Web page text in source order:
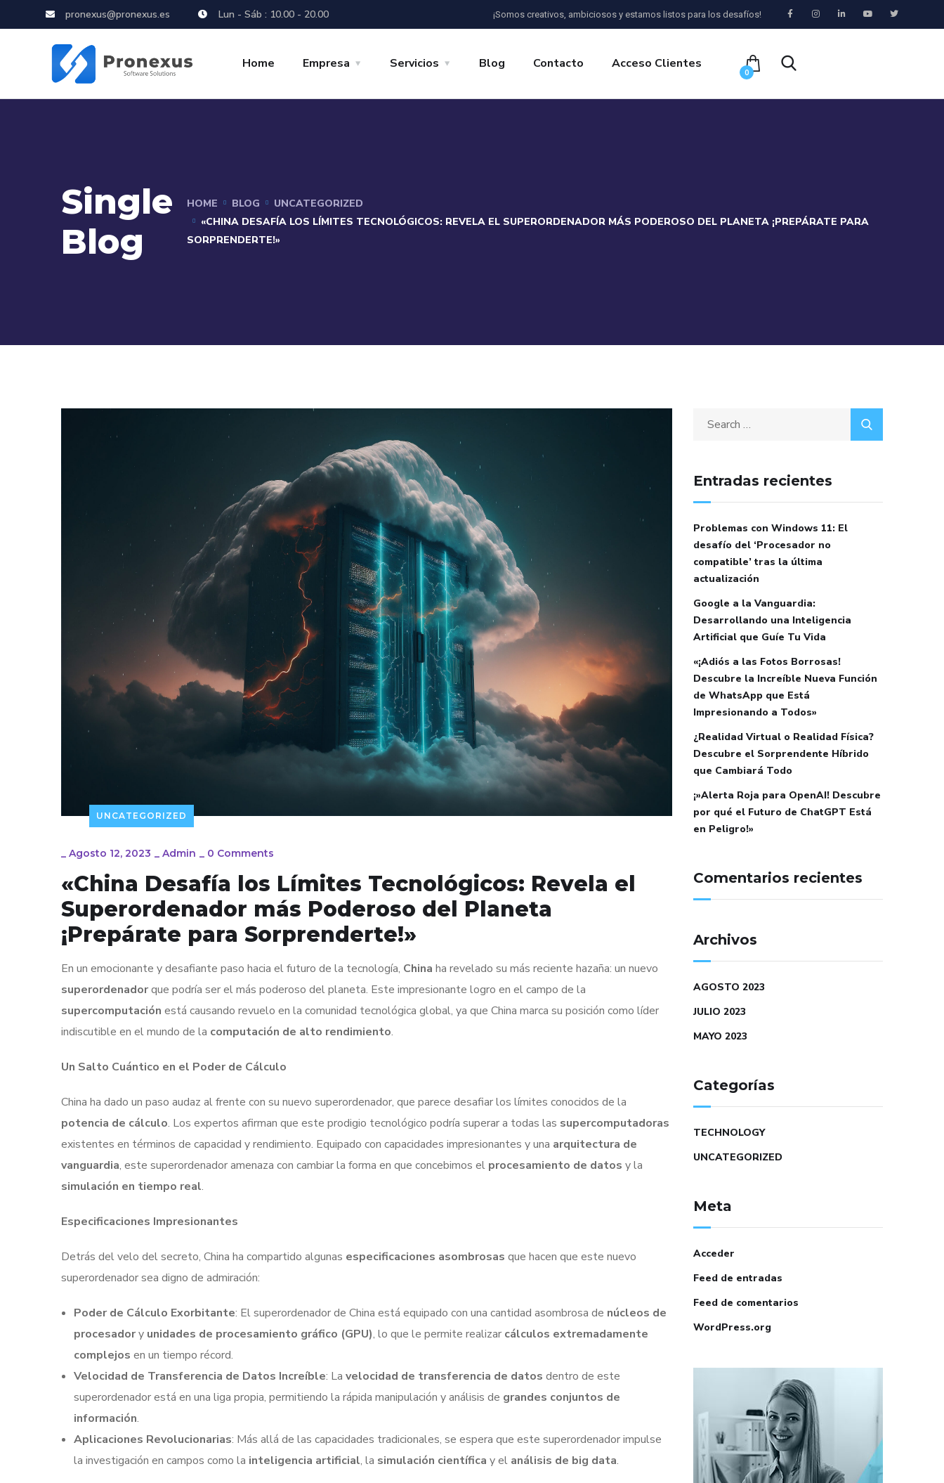
pronexus@pronexus.es Lun - Sáb : 10.00 - 20.00 ¡Somos creativos, ambiciosos y estamos listos para los desafíos!
Home Empresa Servicios Blog Contacto Acceso Clientes
0
Single
Blog
HOME BLOG
UNCATEGORIZED
«CHINA DESAFÍA LOS LÍMITES TECNOLÓGICOS: REVELA EL SUPERORDENADOR MÁS PODEROSO DEL PLANETA ¡PREPÁRATE PARA
SORPRENDERTE!»
UNCATEGORIZED
_ Agosto 12, 2023 _ Admin _ 0 Comments
«China Desafía los Límites Tecnológicos: Revela el
Superordenador más Poderoso del Planeta
¡Prepárate para Sorprenderte!»
En un emocionante y desafiante paso hacia el futuro de la tecnología, China ha revelado su más reciente hazaña: un nuevo
superordenadorque podría ser el más poderoso del planeta. Este impresionante logro en el campo de la
supercomputación está causando revuelo en la comunidad tecnológica global, ya que China marca su posición como líder
indiscutible en el mundo de la computación de alto rendimiento.
Un Salto Cuántico en el Poder de Cálculo
China ha dado un paso audaz al frente con su nuevo superordenador, que parece desafiar los límites conocidos de la
potencia de cálculo. Los expertos afirman que este prodigio tecnológico podría superar a todas las supercomputadoras
existentes en términos de capacidad y rendimiento. Equipado con capacidades impresionantes y una arquitectura de
vanguardia, este superordenador amenaza con cambiar la forma en que concebimos el procesamiento de datos y la
simulación en tiempo real.
Especificaciones Impresionantes
Detrás del velo del secreto, China ha compartido algunas especificaciones asombrosas que hacen que este nuevo
superordenador sea digno de admiración:
Poder de Cálculo Exorbitante: El superordenador de China está equipado con una cantidad asombrosa de núcleos de
procesadory unidades de procesamiento gráfico (GPU), lo que le permite realizar cálculos extremadamente
complejos en un tiempo récord.
Velocidad de Transferencia de Datos Increíble: La velocidad de transferencia de datos dentro de este
superordenador está en una liga propia, permitiendo la rápida manipulación y análisis de grandes conjuntos de
información.
Aplicaciones Revolucionarias: Más allá de las capacidades tradicionales, se espera que este superordenador impulse
la investigación en campos como la inteligencia artificial, la simulación científica y el análisis de big data.
Entradas recientes
Problemas con Windows 11: El
desafío del ‘Procesador no
compatible’ tras la última
actualización
Google a la Vanguardia:
Desarrollando una Inteligencia
Artificial que Guíe Tu Vida
«¡Adiós a las Fotos Borrosas!
Descubre la Increíble Nueva Función
de WhatsApp que Está
Impresionando a Todos»
¿Realidad Virtual o Realidad Física?
Descubre el Sorprendente Híbrido
que Cambiará Todo
¡»Alerta Roja para OpenAI! Descubre
por qué el Futuro de ChatGPT Está
en Peligro!»
Comentarios recientes
Archivos
AGOSTO 2023
JULIO 2023
MAYO 2023
Categorías
TECHNOLOGY
UNCATEGORIZED
Meta
Acceder
Feed de entradas
Feed de comentarios
WordPress.org